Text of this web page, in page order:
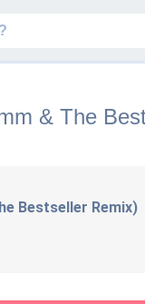
& The
Bestseller Remix)